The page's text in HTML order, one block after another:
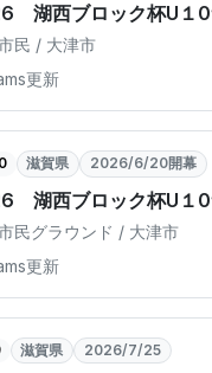
湖西ブロック杯U１
民 / 大津市
更新
滋賀県 2026/6/20開幕
湖西ブロック杯U１
民グラウンド / 大津市
更新
滋賀県 2026/7/25